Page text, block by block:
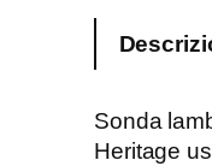
n
l
a
Sonda
Heritage